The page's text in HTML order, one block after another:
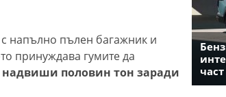
напълно пълен багажник и
принуждава гумите да
половин тон заради
част